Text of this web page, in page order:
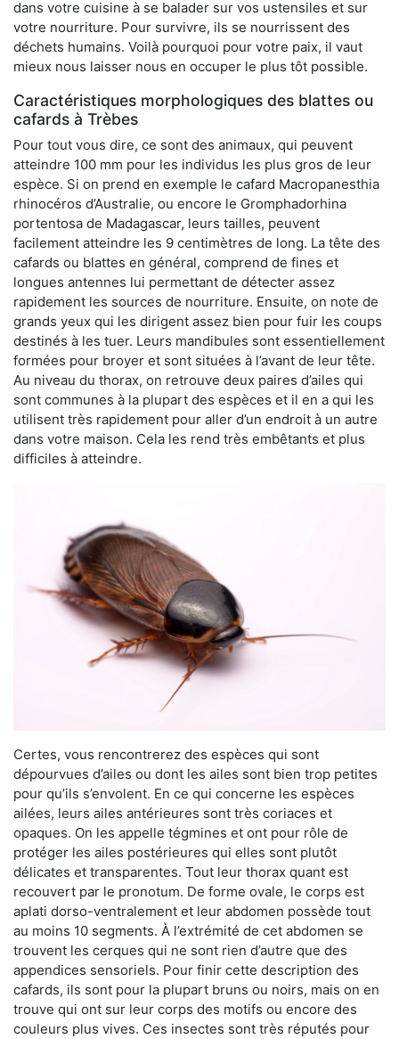
dans votre cuisine à se balader sur vos ustensiles et sur
votre nourriture. Pour survivre, ils se nourrissent des
déchets humains. Voilà pourquoi pour votre paix, il vaut
mieux nous laisser nous en occuper le plus tôt possible.
Caractéristiques morphologiques des blattes ou
cafards à Trèbes
Pour tout vous dire, ce sont des animaux, qui peuvent
atteindre 100 mm pour les individus les plus gros de leur
espèce. Si on prend en exemple le cafard Macropanesthia
rhinocéros d’Australie, ou encore le Gromphadorhina
portentosa de Madagascar, leurs tailles, peuvent
facilement atteindre les 9 centimètres de long. La tête des
cafards ou blattes en général, comprend de fines et
longues antennes lui permettant de détecter assez
rapidement les sources de nourriture. Ensuite, on note de
grands yeux qui les dirigent assez bien pour fuir les coups
destinés à les tuer. Leurs mandibules sont essentiellement
formées pour broyer et sont situées à l’avant de leur tête.
Au niveau du thorax, on retrouve deux paires d’ailes qui
sont communes à la plupart des espèces et il en a qui les
utilisent très rapidement pour aller d’un endroit à un autre
dans votre maison. Cela les rend très embêtants et plus
difficiles à atteindre.
Certes, vous rencontrerez des espèces qui sont
dépourvues d’ailes ou dont les ailes sont bien trop petites
pour qu’ils s’envolent. En ce qui concerne les espèces
ailées, leurs ailes antérieures sont très coriaces et
opaques. On les appelle tégmines et ont pour rôle de
protéger les ailes postérieures qui elles sont plutôt
délicates et transparentes. Tout leur thorax quant est
recouvert par le pronotum. De forme ovale, le corps est
aplati dorso-ventralement et leur abdomen possède tout
au moins 10 segments. À l’extrémité de cet abdomen se
trouvent les cerques qui ne sont rien d’autre que des
appendices sensoriels. Pour finir cette description des
cafards, ils sont pour la plupart bruns ou noirs, mais on en
trouve qui ont sur leur corps des motifs ou encore des
couleurs plus vives. Ces insectes sont très réputés pour